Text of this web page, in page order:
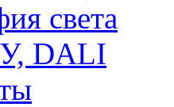
света
DALI